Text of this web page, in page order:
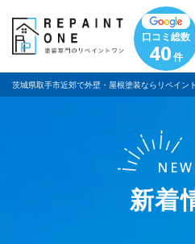
口コミ総数
40 件
茨城県取手市近郊で外壁・屋根塗装ならリペイン
新着